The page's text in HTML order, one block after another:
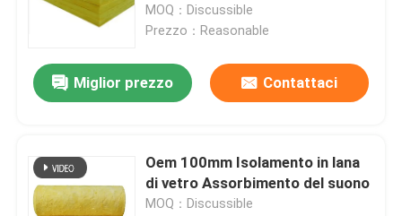
Circa noi
Giro della fabbrica
Contattici
di lana di vetro Per soffitti OEM
Assorbimento del rumore
MOQ：Discussible
Prezzo：Reasonable
Miglior prezzo Contattaci
Oem 100mm Isolamento in lana
di vetro Assorbimento del suono
MOQ：Discussible